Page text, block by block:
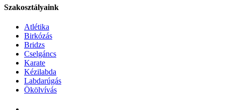
Szakosztályaink
Atlétika
Birkózás
Bridzs
Cselgáncs
Karate
Kézilabda
Labdarúgás
Ökölvívás